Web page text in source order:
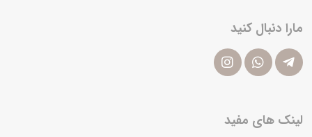
مارا دنبال کنید
لینک های مفید